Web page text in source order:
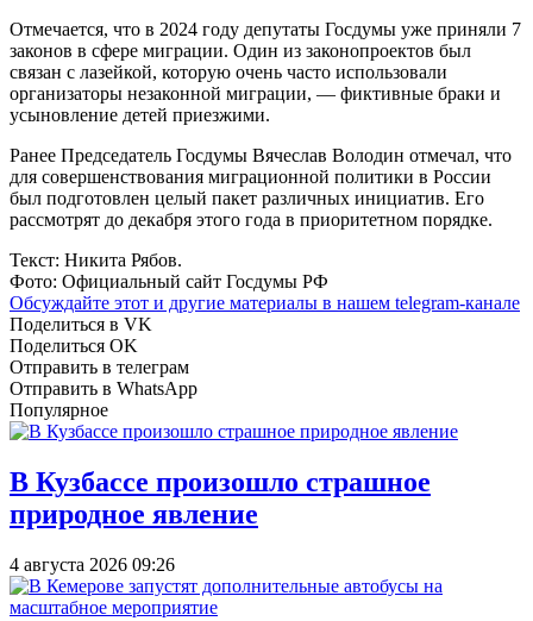
Отмечается, что в 2024 году депутаты Госдумы уже приняли 7
законов в сфере миграции. Один из законопроектов был
связан с лазейкой, которую очень часто использовали
организаторы незаконной миграции, — фиктивные браки и
усыновление детей приезжими.
Ранее Председатель Госдумы Вячеслав Володин отмечал, что
для совершенствования миграционной политики в России
был подготовлен целый пакет различных инициатив. Его
рассмотрят до декабря этого года в приоритетном порядке.
Текст: Никита Рябов.
Фото: Официальный сайт Госдумы РФ
Обсуждайте этот и другие материалы в нашем telegram-канале
Поделиться в VK
Поделиться OK
Отправить в телеграм
Отправить в WhatsApp
Популярное
В Кузбассе произошло страшное
природное явление
4 августа 2026 09:26